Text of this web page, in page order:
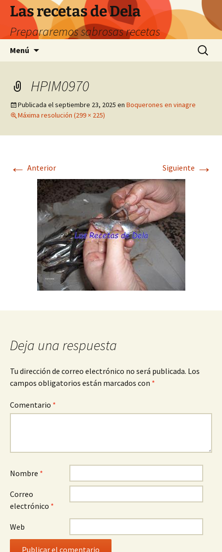
Saltar
contenido
Las recetas de Dela
Prepararemos sabrosas recetas
Menú Buscar:
HPIM0970
Publicada elseptiembre 23, 2025 en Boquerones en vinagre
Máxima resolución (299 × 225)
← Anterior Siguiente →
Deja una respuesta
Tu dirección de correo electrónico no será publicada. Los
campos obligatorios están marcados con *
Comentario *
Nombre *
Correo
electrónico *
Web